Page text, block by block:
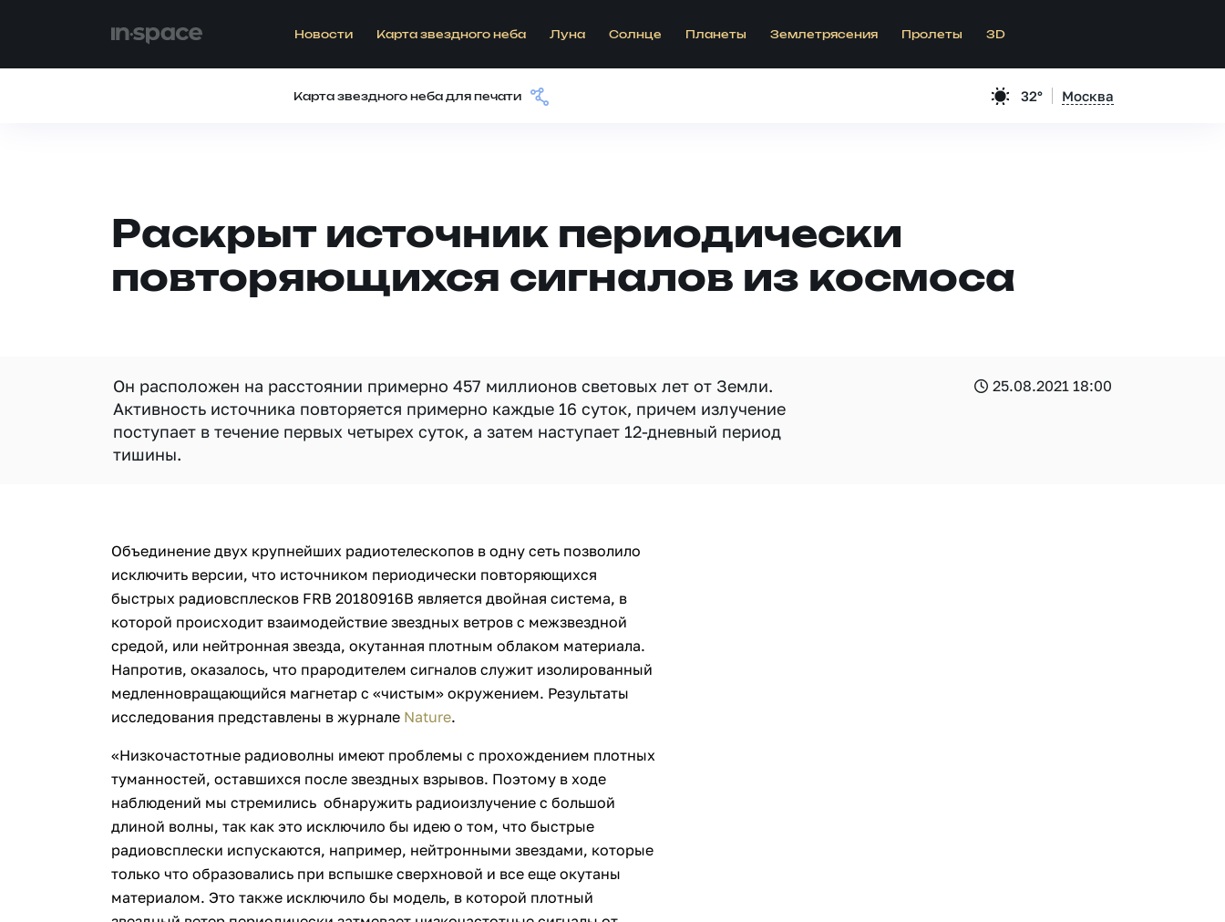
Новости Карта звездного неба Луна Солнце Планеты Землетрясения Пролеты 3D
Карта звездного неба для печати 32° Москва
Раскрыт источник периодически
повторяющихся сигналов из космоса
Он расположен на расстоянии примерно 457 миллионов световых лет от Земли.
Активность источника повторяется примерно каждые 16 суток, причем излучение
поступает в течение первых четырех суток, а затем наступает 12-дневный период
тишины.
25.08.2021 18:00
Объединение двух крупнейших радиотелескопов в одну сеть позволило
исключить версии, что источником периодически повторяющихся
быстрых радиовсплесков FRB 20180916B является двойная система, в
которой происходит взаимодействие звездных ветров с межзвездной
средой, или нейтронная звезда, окутанная плотным облаком материала.
Напротив, оказалось, что прародителем сигналов служит изолированный
медленновращающийся магнетар с «чистым» окружением. Результаты
исследования представлены в журнале Nature.
«Низкочастотные радиоволны имеют проблемы с прохождением плотных
туманностей, оставшихся после звездных взрывов. Поэтому в ходе
наблюдений мы стремились обнаружить радиоизлучение с большой
длиной волны, так как это исключило бы идею о том, что быстрые
радиовсплески испускаются, например, нейтронными звездами, которые
только что образовались при вспышке сверхновой и все еще окутаны
материалом. Это также исключило бы модель, в которой плотный